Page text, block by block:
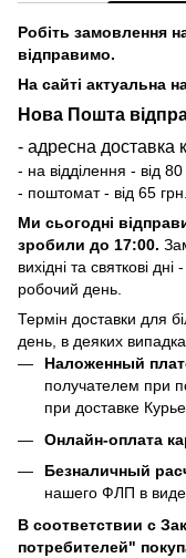
Робіть замовлення
відправимо.
На сайті актуальна
Нова Пошта
- адресна доставка
- на відділення - від 80
- поштомат - від 65 грн.
Ми сьогодні
зробили до 17:00.
вихідні та святкові
робочий день.
Термін доставки для
день, в деяких
Наложенный
получателем при
при доставке
Онлайн-оплата
Безналичный
нашего ФЛП в
В соответствии с
потребителей"